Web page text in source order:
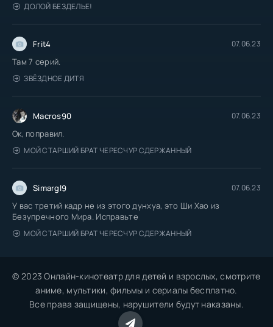
ДОЛОЙ БЕЗДЕЛЬЕ!
Frit4 07.06.23
Там 7 серий.
ЗВЁЗДНОЕ ДИТЯ
Macros90 07.06.23
Ок, поправил.
МОЙ СТАРШИЙ БРАТ ЧЕРЕСЧУР СДЕРЖАННЫЙ
Simargl9 07.06.23
У вас третий кадр не из этого дунхуа, это Ши Хао из
Безупречного Мира. Исправьте
МОЙ СТАРШИЙ БРАТ ЧЕРЕСЧУР СДЕРЖАННЫЙ
© 2023 Онлайн-кинотеатр для детей и взрослых, смотрите
аниме, мультики, фильмы и сериалы бесплатно.
Все права защищены, нарушители будут наказаны.